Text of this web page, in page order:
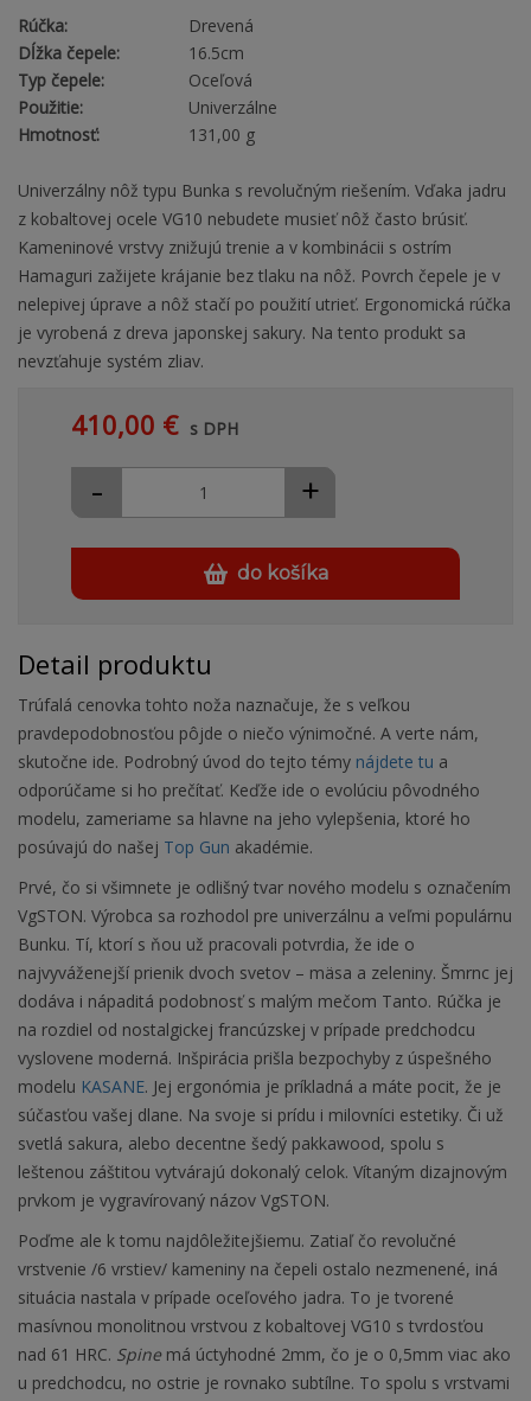
Rúčka:
Drevená
Dĺžka čepele:
16.5cm
Typ čepele:
Oceľová
Použitie:
Univerzálne
Hmotnosť:
131,00 g
Univerzálny nôž typu Bunka s revolučným riešením. Vďaka jadru
z kobaltovej ocele VG10 nebudete musieť nôž často brúsiť.
Kameninové vrstvy znižujú trenie a v kombinácii s ostrím
Hamaguri zažijete krájanie bez tlaku na nôž. Povrch čepele je v
nelepivej úprave a nôž stačí po použití utrieť. Ergonomická rúčka
je vyrobená z dreva japonskej sakury. Na tento produkt sa
nevzťahuje systém zliav.
410,00 € s DPH
+
-
do košíka
Detail produktu
Trúfalá cenovka tohto noža naznačuje, že s veľkou
pravdepodobnosťou pôjde o niečo výnimočné. A verte nám,
skutočne ide. Podrobný úvod do tejto témy nájdete tu a
odporúčame si ho prečítať. Keďže ide o evolúciu pôvodného
modelu, zameriame sa hlavne na jeho vylepšenia, ktoré ho
posúvajú do našej Top Gun akadémie.
Prvé, čo si všimnete je odlišný tvar nového modelu s označením
VgSTON. Výrobca sa rozhodol pre univerzálnu a veľmi populárnu
Bunku. Tí, ktorí s ňou už pracovali potvrdia, že ide o
najvyváženejší prienik dvoch svetov – mäsa a zeleniny. Šmrnc jej
dodáva i nápaditá podobnosť s malým mečom Tanto. Rúčka je
na rozdiel od nostalgickej francúzskej v prípade predchodcu
vyslovene moderná. Inšpirácia prišla bezpochyby z úspešného
modelu KASANE. Jej ergonómia je príkladná a máte pocit, že je
súčasťou vašej dlane. Na svoje si prídu i milovníci estetiky. Či už
svetlá sakura, alebo decentne šedý pakkawood, spolu s
leštenou záštitou vytvárajú dokonalý celok. Vítaným dizajnovým
prvkom je vygravírovaný názov VgSTON.
Poďme ale k tomu najdôležitejšiemu. Zatiaľ čo revolučné
vrstvenie /6 vrstiev/ kameniny na čepeli ostalo nezmenené, iná
situácia nastala v prípade oceľového jadra. To je tvorené
masívnou monolitnou vrstvou z kobaltovej VG10 s tvrdosťou
nad 61 HRC. Spinemá úctyhodné 2mm, čo je o 0,5mm viac ako
u predchodcu, no ostrie je rovnako subtílne. To spolu s vrstvami